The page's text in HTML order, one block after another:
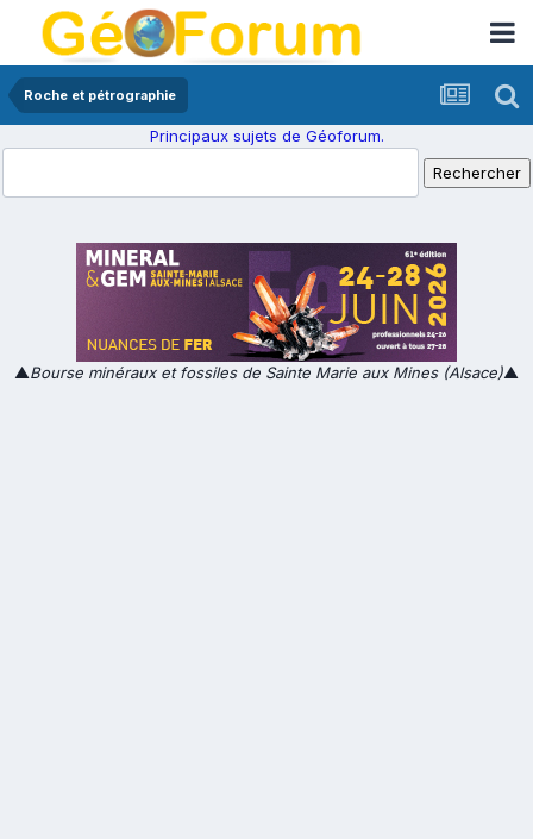
Roche et pétrographie
Principaux sujets de Géoforum.
▲Bourse minéraux et fossiles de Sainte Marie aux Mines (Alsace)▲